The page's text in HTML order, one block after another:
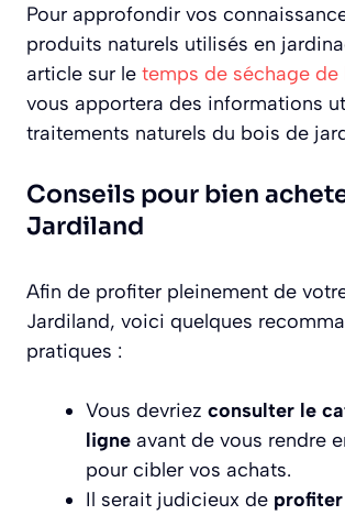
Pour approfondir vos
produits naturels utilisés en
article sur le temps de séchage de
vous apportera des informations
traitements naturels du bois de
Conseils pour bien
Jardiland
Afin de profiter pleinement de
Jardiland, voici quelques
pratiques :
Vous devriez consulter le
ligne avant de vous rendre
pour cibler vos achats.
Il serait judicieux de